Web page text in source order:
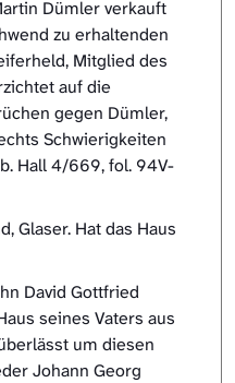
Dümler verkauft
zu erhaltenden
Mitglied des
auf die
gegen Dümler,
Schwierigkeiten
Hall 4/669, fol. 94V-
Glaser. Hat das Haus
David Gottfried
seines Vaters aus
um diesen
Johann Georg